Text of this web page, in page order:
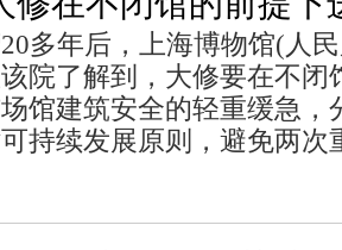
多年后，上海博物馆(人
院了解到，大修要在不闭
馆建筑安全的轻重缓急，
持续发展原则，避免两次